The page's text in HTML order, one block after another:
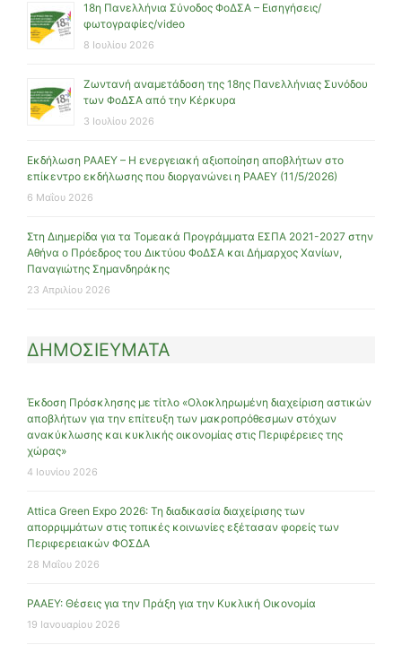
18η Πανελλήνια Σύνοδος ΦοΔΣΑ – Εισηγήσεις/
φωτογραφίες/video
8 Ιουλίου 2026
Ζωντανή αναμετάδοση της 18ης Πανελλήνιας Συνόδου
των ΦοΔΣΑ από την Κέρκυρα
3 Ιουλίου 2026
Εκδήλωση ΡΑΑΕΥ – Η ενεργειακή αξιοποίηση αποβλήτων στο
επίκεντρο εκδήλωσης που διοργανώνει η ΡΑΑΕΥ (11/5/2026)
6 Μαΐου 2026
Στη Διημερίδα για τα Τομεακά Προγράμματα ΕΣΠΑ 2021-2027 στην
Αθήνα ο Πρόεδρος του Δικτύου ΦοΔΣΑ και Δήμαρχος Χανίων,
Παναγιώτης Σημανδηράκης
23 Απριλίου 2026
ΔΗΜΟΣΙΕΥΜΑΤΑ
Έκδοση Πρόσκλησης με τίτλο «Ολοκληρωμένη διαχείριση αστικών
αποβλήτων για την επίτευξη των μακροπρόθεσμων στόχων
ανακύκλωσης και κυκλικής οικονομίας στις Περιφέρειες της
χώρας»
4 Ιουνίου 2026
Attica Green Expo 2026: Τη διαδικασία διαχείρισης των
απορριμμάτων στις τοπικές κοινωνίες εξέτασαν φορείς των
Περιφερειακών ΦΟΣΔΑ
28 Μαΐου 2026
ΡΑΑΕΥ: Θέσεις για την Πράξη για την Κυκλική Οικονομία
19 Ιανουαρίου 2026